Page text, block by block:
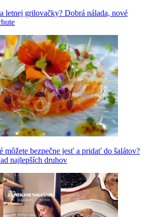
letnej grilovačky? Dobrá nálada, nové
môžete bezpečne jesť a pridať do šalátov?
najlepších druhov